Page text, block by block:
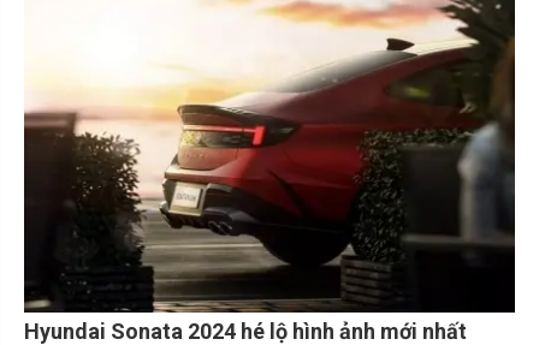
Hyundai Sonata 2024 hé lộ hình ảnh mới nhất